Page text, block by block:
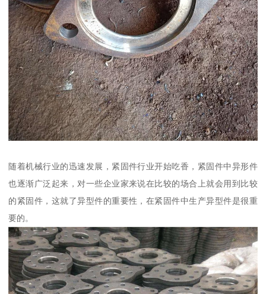
随着机械行业的迅速发展，紧固件行业开始吃香，紧固件中异形件
也逐渐广泛起来，对一些企业家来说在比较的场合上就会用到比较
的紧固件，这就了异型件的重要性，在紧固件中生产异型件是很重
要的。